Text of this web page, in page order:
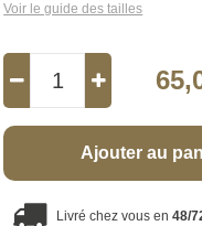
Voir le guide des tailles
Ajouter au
Livré chez vous en48/